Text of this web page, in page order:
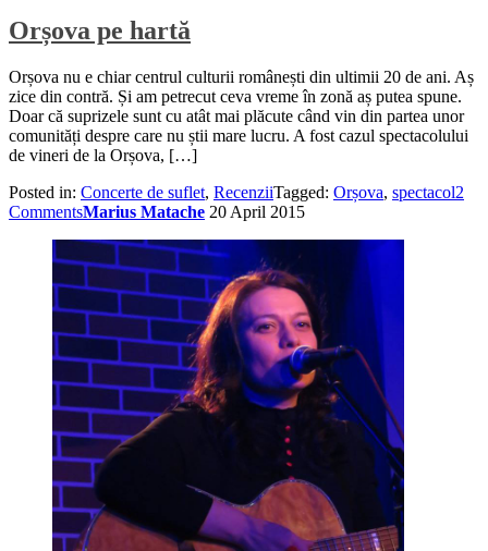
Orșova pe hartă
Orșova nu e chiar centrul culturii românești din ultimii 20 de ani. Aș
zice din contră. Și am petrecut ceva vreme în zonă aș putea spune.
Doar că suprizele sunt cu atât mai plăcute când vin din partea unor
comunități despre care nu știi mare lucru. A fost cazul spectacolului
de vineri de la Orșova, […]
Posted in: Concerte de suflet, RecenziiTagged: Orșova, spectacol2
CommentsMarius Matache 20 April 2015